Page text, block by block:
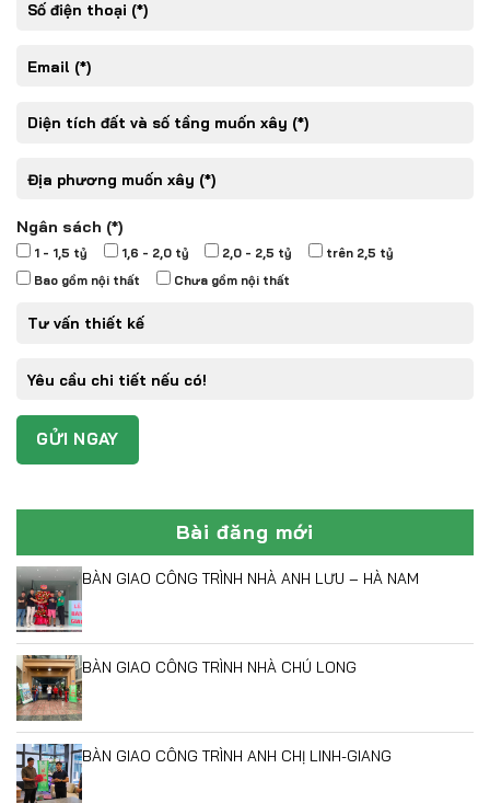
Ngân sách (*)
1 - 1,5 tỷ 1,6 - 2,0 tỷ 2,0 - 2,5 tỷ
trên 2,5 tỷ
Bao gồm nội thất
Chưa gồm nội thất
Bài đăng mới
BÀN GIAO CÔNG TRÌNH NHÀ ANH LƯU – HÀ NAM
BÀN GIAO CÔNG TRÌNH NHÀ CHÚ LONG
BÀN GIAO CÔNG TRÌNH ANH CHỊ LINH-GIANG